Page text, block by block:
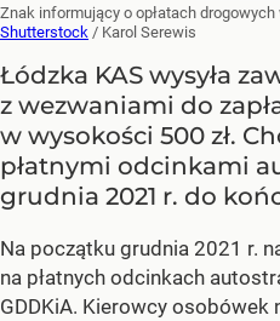
Znak informujący o opłatach
Shutterstock / Karol Serewis
Łódzka KAS wysyła
z wezwaniami do
w wysokości 500 zł.
płatnymi odcinkami
grudnia 2021 r. do
Na początku grudnia 2021 r.
na płatnych odcinkach
GDDKiA. Kierowcy osobówek